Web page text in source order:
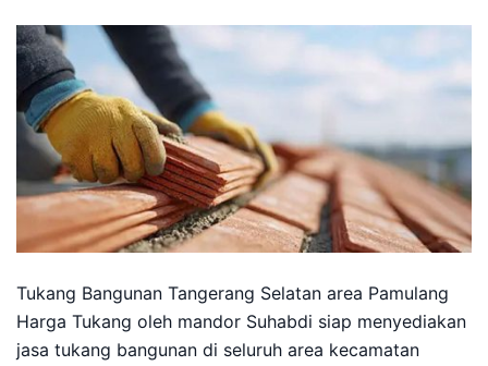
Tukang Bangunan Tangerang Selatan area Pamulang
Harga Tukang oleh mandor Suhabdi siap menyediakan
jasa tukang bangunan di seluruh area kecamatan